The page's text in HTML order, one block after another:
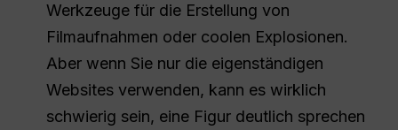
Werkzeuge für die Erstellung von
Filmaufnahmen oder coolen Explosionen.
Aber wenn Sie nur die eigenständigen
Websites verwenden, kann es wirklich
schwierig sein, eine Figur deutlich sprechen